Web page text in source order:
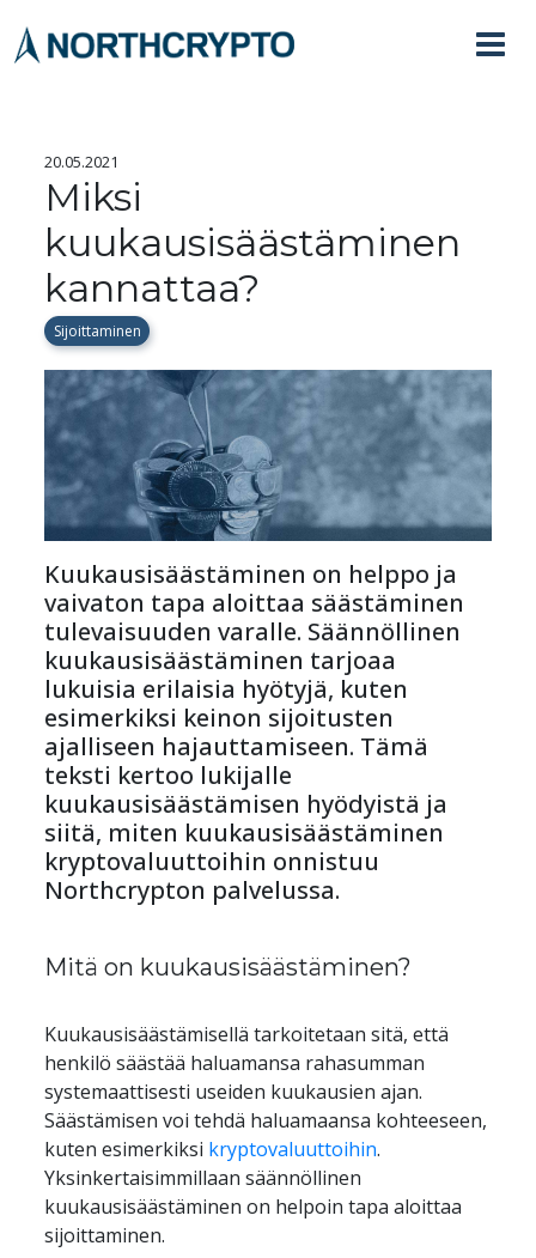
20.05.2021
Miksi
kuukausisäästäminen
kannattaa?
Sijoittaminen
Kuukausisäästäminen on helppo ja
vaivaton tapa aloittaa säästäminen
tulevaisuuden varalle. Säännöllinen
kuukausisäästäminen tarjoaa
lukuisia erilaisia hyötyjä, kuten
esimerkiksi keinon sijoitusten
ajalliseen hajauttamiseen. Tämä
teksti kertoo lukijalle
kuukausisäästämisen hyödyistä ja
siitä, miten kuukausisäästäminen
kryptovaluuttoihin onnistuu
Northcrypton palvelussa.
Mitä on kuukausisäästäminen?
Kuukausisäästämisellä tarkoitetaan sitä, että
henkilö säästää haluamansa rahasumman
systemaattisesti useiden kuukausien ajan.
Säästämisen voi tehdä haluamaansa kohteeseen,
kuten esimerkiksi kryptovaluuttoihin.
Yksinkertaisimmillaan säännöllinen
kuukausisäästäminen on helpoin tapa aloittaa